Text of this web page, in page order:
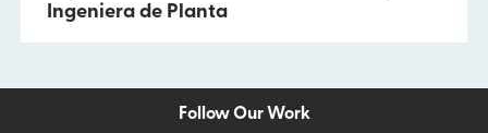
Ingeniera de Planta
Follow Our Work